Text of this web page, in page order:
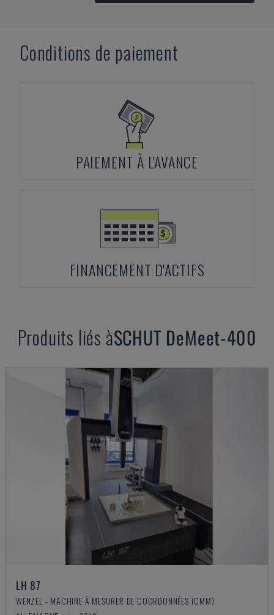
Conditions de paiement
PAIEMENT À L'AVANCE
FINANCEMENT D'ACTIFS
Produits liés àSCHUT DeMeet-400
LH 87
WENZEL - MACHINE À MESURER DE COORDONNÉES (CMM)